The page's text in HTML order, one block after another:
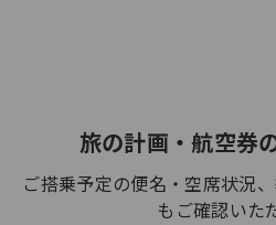
旅の計画・航空券
ご搭乗予定の便名・空席状況
もご確認いた